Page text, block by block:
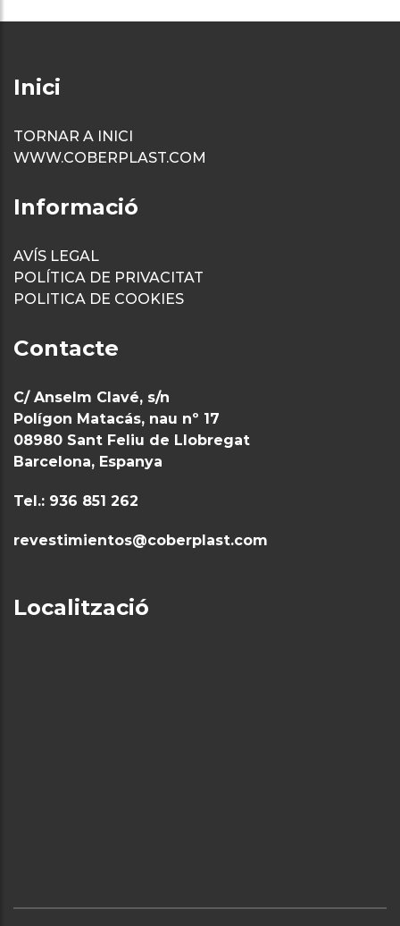
Inici
TORNAR A INICI
WWW.COBERPLAST.COM
Informació
AVÍS LEGAL
POLÍTICA DE PRIVACITAT
POLITICA DE COOKIES
Contacte
C/ Anselm Clavé, s/n
Polígon Matacás, nau nº 17
08980 Sant Feliu de Llobregat
Barcelona, Espanya
Tel.: 936 851 262
revestimientos@coberplast.com
Localització